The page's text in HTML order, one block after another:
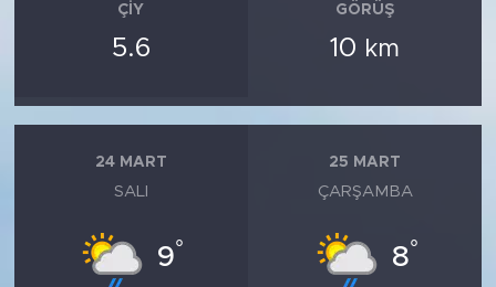
ÇIY
5.6
GÖRÜŞ
10 km
24 MART
SALI
9°
25 MART
ÇARŞAMBA
8°